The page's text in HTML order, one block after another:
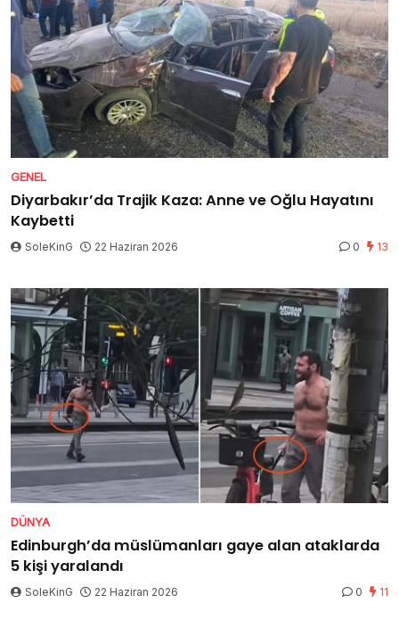
GENEL
Diyarbakır’da Trajik Kaza: Anne ve Oğlu Hayatını
Kaybetti
SoleKinG 22 Haziran 2026 0 13
DÜNYA
Edinburgh’da müslümanları gaye alan ataklarda
5 kişi yaralandı
SoleKinG 22 Haziran 2026 0 11